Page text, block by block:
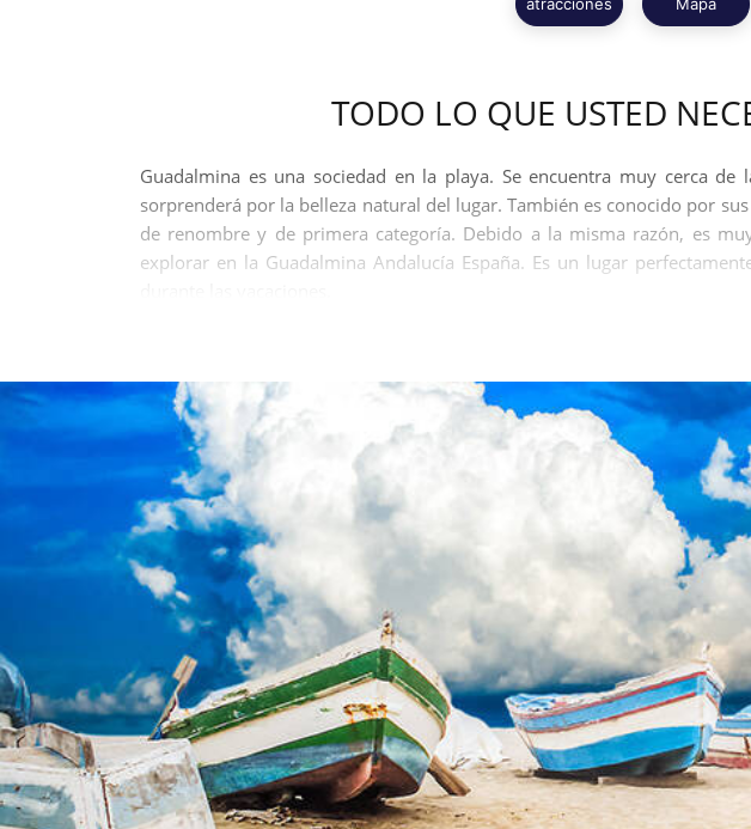
TODO LO QUE USTED
Guadalmina es una sociedad en la playa. Se encuentra muy cerca
sorprenderá por la belleza natural del lugar. También es conocido por
de renombre y de primera categoría. Debido a la misma razón, es
explorar en la Guadalmina Andalucía España. Es un lugar